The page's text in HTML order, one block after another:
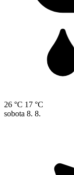
26 °C 17 °C
sobota 8. 8.